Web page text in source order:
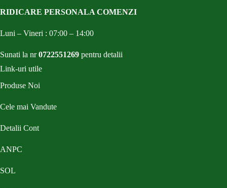
RIDICARE PERSONALA COMENZI
Luni – Vineri : 07:00 – 14:00
Sunati la nr0722551269 pentru detalii
Link-uri utile
Produse Noi
Cele mai Vandute
Detalii Cont
ANPC
SOL